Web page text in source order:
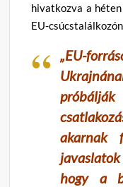
hivatkozva a
EU-
„EU-
akarnak
hogy a